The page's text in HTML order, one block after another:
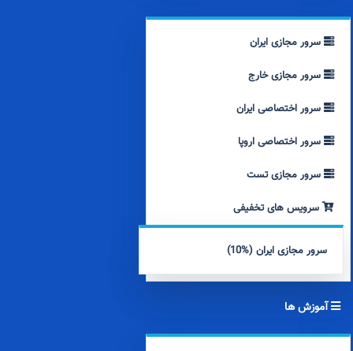
سرور مجازی ایران
سرور مجازی خارج
سرور اختصاصی ایران
سرور اختصاصی اروپا
سرور مجازی تست
سرویس های تخفیفی
سرور مجازی ایران (%10)
آموزش ها